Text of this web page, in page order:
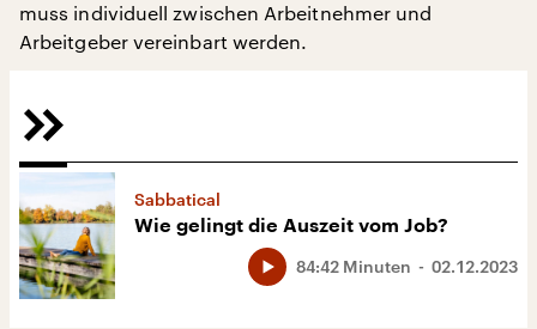
muss individuell zwischen Arbeitnehmer und
Arbeitgeber vereinbart werden.
Sabbatical
Wie gelingt die Auszeit vom Job?
02.12.2023
84:42 Minuten